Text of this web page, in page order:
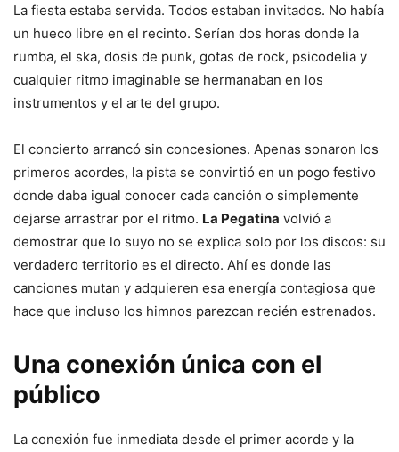
La fiesta estaba servida. Todos estaban invitados. No había
un hueco libre en el recinto. Serían dos horas donde la
rumba, el ska, dosis de punk, gotas de rock, psicodelia y
cualquier ritmo imaginable se hermanaban en los
instrumentos y el arte del grupo.
El concierto arrancó sin concesiones. Apenas sonaron los
primeros acordes, la pista se convirtió en un pogo festivo
donde daba igual conocer cada canción o simplemente
dejarse arrastrar por el ritmo. La Pegatina volvió a
demostrar que lo suyo no se explica solo por los discos: su
verdadero territorio es el directo. Ahí es donde las
canciones mutan y adquieren esa energía contagiosa que
hace que incluso los himnos parezcan recién estrenados.
Una conexión única con el
público
La conexión fue inmediata desde el primer acorde y la